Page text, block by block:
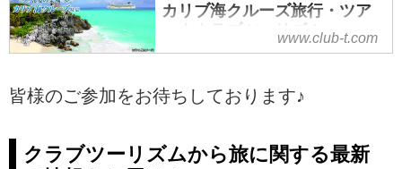
カリブ海クルーズ旅行・ツア
ー｜クラブツーリズムwww.club-t.com
皆様のご参加をお待ちしております♪
クラブツーリズムから旅に関する最新